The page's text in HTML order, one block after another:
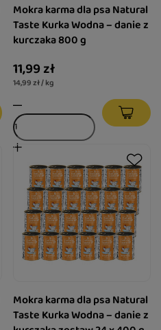
Mokra karma dla psa Natural
Taste Kurka Wodna – danie z
kurczaka 800 g
11,99 zł
14,99 zł / kg
Mokra karma dla psa Natural
Taste Kurka Wodna – danie z